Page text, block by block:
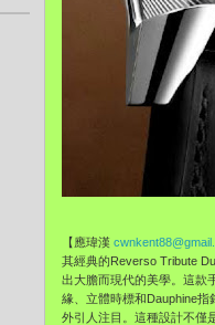
【應瑋漢
其經典的Reverso Tribute
出大膽而現代的美學。這款
緣、立體時標和Dauphine
外引人注目。這種設計不僅